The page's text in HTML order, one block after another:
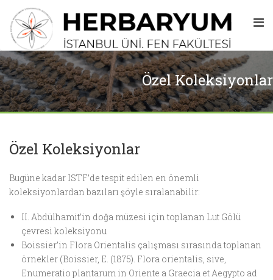
Özel Koleksiyonlar
Özel Koleksiyonlar
Bugüne kadar ISTF’de tespit edilen en önemli
koleksiyonlardan bazıları şöyle sıralanabilir:
II. Abdülhamit’in doğa müzesi için toplanan Lut Gölü
çevresi koleksiyonu
Boissier’in Flora Orientalis çalışması sırasında toplanan
örnekler (Boissier, E. (1875). Flora orientalis, sive,
Enumeratio plantarum in Oriente a Graecia et Aegypto ad